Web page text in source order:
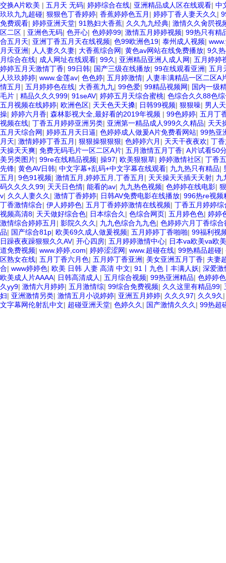
交换A片欧美 | 五月天 无码| 婷婷综合在线| 亚洲精品成人区在线观看| 中
玖玖九九超碰| 狠狠色丁香婷婷| 香蕉婷婷色五月 | 婷婷丁香人妻天久久 |
免费观看| 婷婷亚洲天堂| 91熟妇大香蕉| 久久九九经典| 激情久久肏屄视
区二区 | 亚洲色无码| 色开心| 色婷婷99| 激情五月婷婷视频| 99热只有精
合五月天| 亚洲丁香五月天在线视频| 色99欧洲色19| 泰州成人视频|
月天亚洲| 人人妻久久妻| 大香蕉综合网| 黄色av网站在线免费播放| 9久
月综合在线| 成人网址在线观看| 99久 | 亚洲精品亚洲人成人网| 五月婷婷
婷婷五月天激情丁香| 99日韩| 国产三级在线播放| 99在线观看亚洲| 五月
人玖玖婷婷| www.金莲av| 色色婷| 五月婷激情| 人妻丰满精品一区二区A
情五月 | 五月婷婷色在线| 大香蕉九九| 99色爱| 99精品视频网| 国内一级
毛片 | 精品久久久999| 91seAV| 婷婷五月天综合蜜桃| 色综合久久88色
五月视频在线婷婷| 欧洲色区| 天天色天天搡| 日韩99视频| 狠狠噪| 男人
操| 婷婷六月香| 森林影视大全,最好看的2019年视频 | 99色婷婷| 五月丁
视频在线| 丁香五月婷婷亚洲另类| 亚洲第一精品成人999久久精品| 天天
五月天综合网| 婷婷五月天日逼| 色婷婷成人做爰A片免费看网站| 99热亚
月天| 激情婷婷丁香五月 | 狠狠操狠狠狠| 色婷婷六月 | 天天干夜夜欢| 丁
天操天天爽| 免费无码毛片一区二区A片| 五月激情五月丁香| A片试看50
美另类图片| 99re在线精品视频| 操97| 欧美狠狠草| 婷婷激情社区| 丁香
先锋| 黄色AV日韩| 中文字幕+乱码+中文字幕在线观看| 九九热只有精品|
五月 | 9色91视频| 激情五月,婷婷五月,丁香五月 | 天天操天天插天天射| 九
码久久久久99| 天天日色情| 能看的av| 九九热色视频| 色婷婷在线电影|
v| 久久人妻久久 | 激情丁香婷婷| 日韩AV免费电影在线播放| 996热re视频
丁香激情综合| 伊人婷婷色| 五月丁香婷婷激情在线视频| 丁香五月婷婷
视频高清8| 天天做好综合色| 日本综合久 | 色综合网页| 五月婷色色| 婷婷
激情综合婷婷五月 | 影院久久久 | 九九色综合九九色| 色婷婷六月丁香综合
品| 国产综合81p| 欧美69久成人做爰视频| 五月婷婷丁香啪啪| 99福利视
日躁夜夜躁狠狠久久AV| 开心四房| 五月婷婷激情中心| 日本va欧美va欧
道免费视频| www.婷婷,com| 婷婷涩涩网| www.超碰在线| 99热精品超碰|
区熟女在线| 五月丁香六月色| 五月婷丁香亚洲| 美女亚洲五月丁香| 夫妻
合| www婷婷色| 欧美 日韩 人妻 高清 中文| 91丨九色丨丰满人妖| 深爱激
欧美成人片AAAA| 日韩高清成人 | 五月综合视频| 99热亚洲精品| 色婷婷
久yy9| 激情六月婷婷| 五月激情综| 99综合免费视频| 久久这里有精品99|
妇| 亚洲激情另类| 激情五月小说婷婷| 亚洲五月婷婷| 久久久97| 久久9久
文字幕网伦射乱中文| 超碰亚洲天堂| 色婷久久 | 国产激情久久久 | 99热超